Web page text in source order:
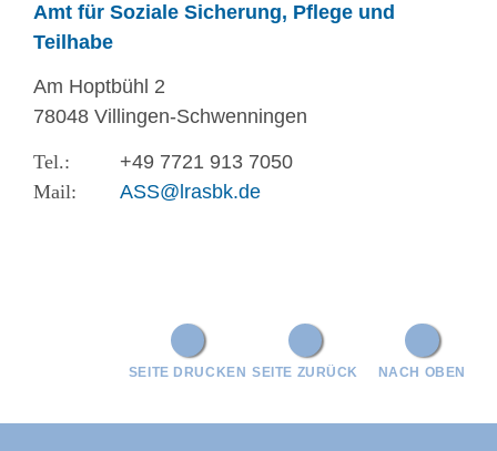
Amt für Soziale Sicherung, Pflege und
Teilhabe
Am Hoptbühl 2
78048 Villingen-Schwenningen
+49 7721 913 7050
ASS@lrasbk.de
NACH OBEN
SEITE ZURÜCK
SEITE DRUCKEN